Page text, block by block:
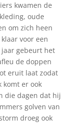
kwamen de
oude
om zich heen
voor een
gebeurt het
de doppen
eruit laat zodat
komt er ook
die dagen dat hij
golven van
droeg ook